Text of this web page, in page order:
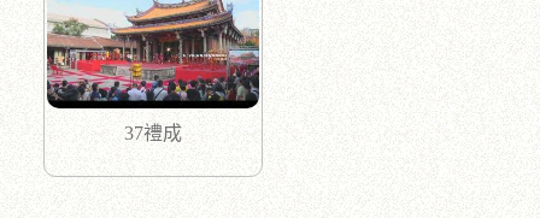
37禮成